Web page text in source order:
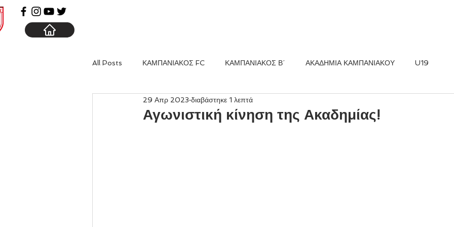
All Posts ΚΑΜΠΑΝΙΑΚΟΣ FC ΚΑΜΠΑΝΙΑΚΟΣ Β΄ ΑΚΑΔΗΜΙΑ ΚΑΜΠΑΝΙΑΚΟΥ U19
Αγωνιστική κίνηση της Ακαδημίας!
29 Απρ 2023 διαβάστηκε 1 λεπτά